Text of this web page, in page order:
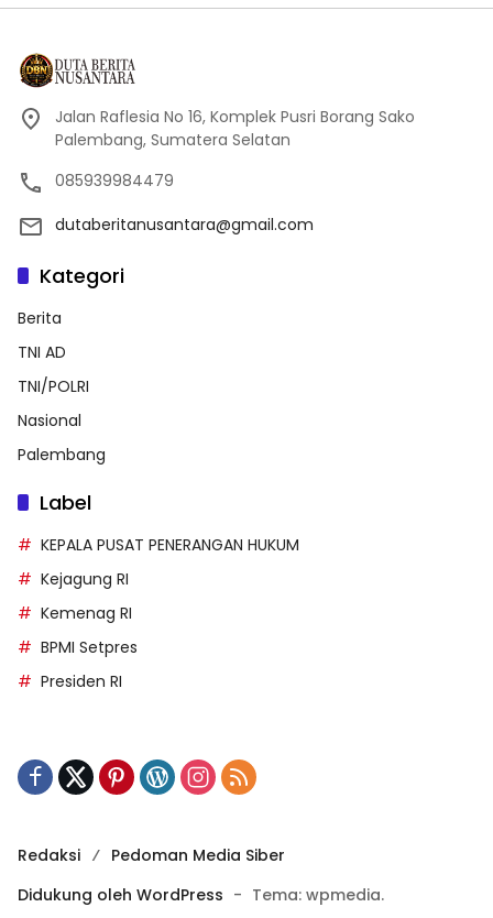
Jalan Raflesia No 16, Komplek Pusri Borang Sako
Palembang, Sumatera Selatan
085939984479
dutaberitanusantara@gmail.com
Kategori
Berita
TNI AD
TNI/POLRI
Nasional
Palembang
Label
KEPALA PUSAT PENERANGAN HUKUM
Kejagung RI
Kemenag RI
BPMI Setpres
Presiden RI
Redaksi
Pedoman Media Siber
Didukung oleh WordPress - Tema: wpmedia.